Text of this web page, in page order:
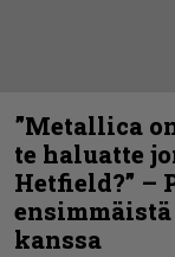
”Metallica
te haluatte
Hetfield?” –
kanssa